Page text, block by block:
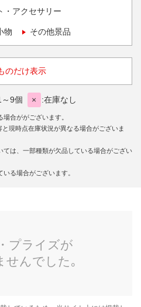
・アクセサリー
物 その他景品
のだけ表示
～9個 × 在庫なし
合ががございます。
現時点在庫状況が異なる場合がございま
は、一部種類が欠品している場合がござい
る場合がございます。